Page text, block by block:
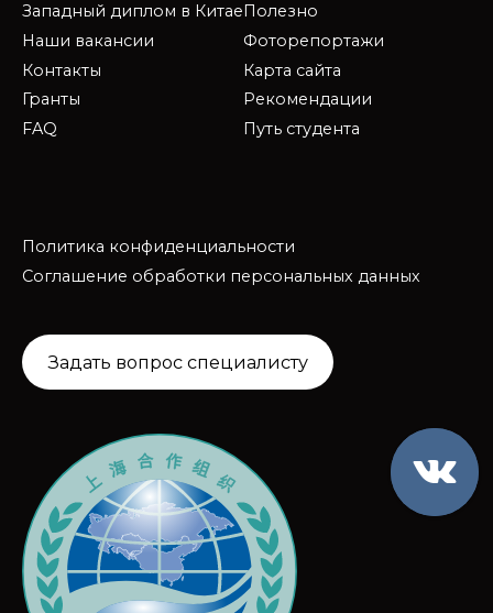
Западный диплом в Китае
Наши вакансии
Контакты
Гранты
FAQ
Полезно
Фоторепортажи
Карта сайта
Рекомендации
Путь студента
Политика конфиденциальности
Соглашение обработки персональных данных
Задать вопрос специалисту